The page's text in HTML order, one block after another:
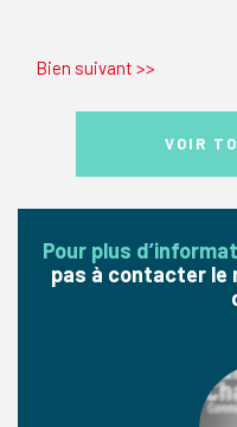
Bien suivant >>
VOIR
Pour plus
pas à contacter le